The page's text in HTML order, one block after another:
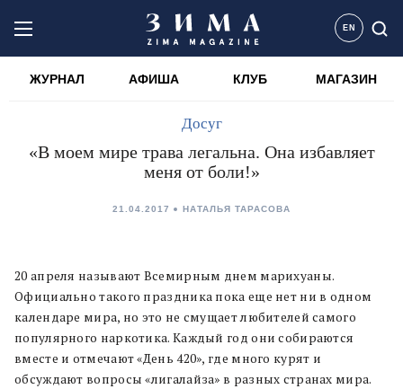
EN
ЖУРНАЛ АФИША КЛУБ МАГАЗИН
Досуг
«В моем мире трава легальна. Она избавляет
меня от боли!»
21.04.2017 НАТАЛЬЯ ТАРАСОВА
20 апреля называют Всемирным днем марихуаны.
Официально такого праздника пока еще нет ни в одном
календаре мира, но это не смущает любителей самого
популярного наркотика. Каждый год они собираются
вместе и отмечают «День 420», где много курят и
обсуждают вопросы «лигалайза» в разных странах мира.